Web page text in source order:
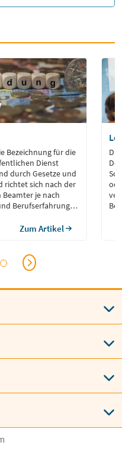
Bezeichnung für die
Dienst
durch Gesetze und
richtet sich nach der
je nach
Berufserfahrung
sind.
Zum Artikel